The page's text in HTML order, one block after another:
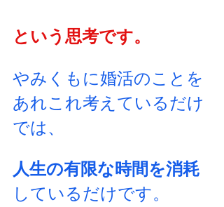
という思考です。
やみくもに婚活のことを
あれこれ考えているだけ
では、
人生の有限な時間を消耗
しているだけです。